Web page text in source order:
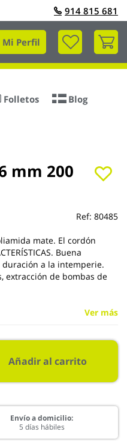
914 815 681
Mi Perfil
Mi
Folletos Blog
mm 200
Ref: 80485
mate. El cordón
Buena
duración a la intemperie.
extracción de bombas de
Ver más
Añadir al carrito
Envío a domicilio:
5 días hábiles